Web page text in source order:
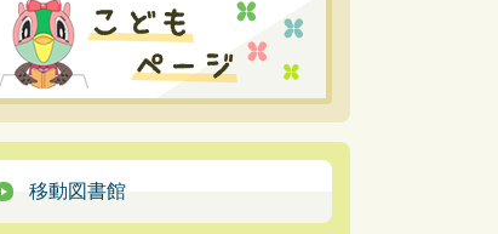
移動図書館